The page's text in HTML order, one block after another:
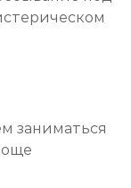
заниматься